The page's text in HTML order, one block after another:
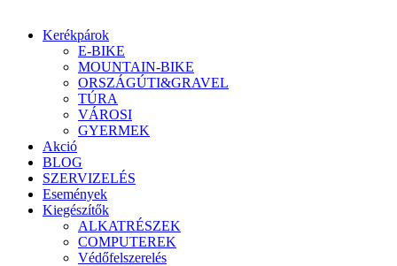
Kerékpárok
E-BIKE
MOUNTAIN-BIKE
ORSZÁGÚTI&GRAVEL
TÚRA
VÁROSI
GYERMEK
Akció
BLOG
SZERVIZELÉS
Események
Kiegészítők
ALKATRÉSZEK
COMPUTEREK
Védőfelszerelés